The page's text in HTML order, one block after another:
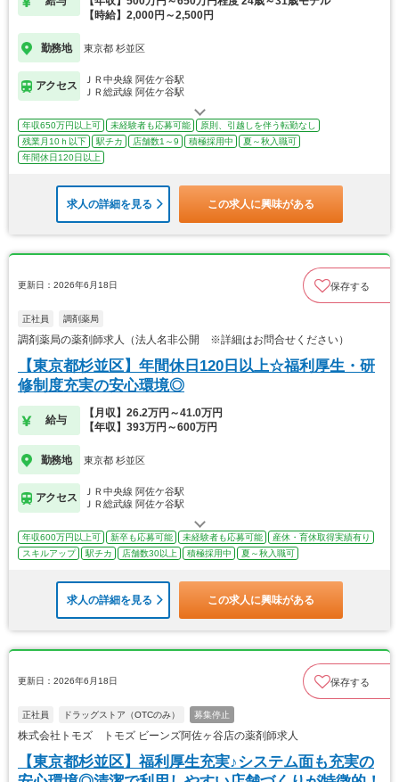
【時給】2,000円～2,500円
勤務地 東京都 杉並区
アクセス
ＪＲ中央線 阿佐ケ谷駅
ＪＲ総武線 阿佐ケ谷駅
年収650万円以上可 未経験者も応募可能
原則、引越しを伴う転勤なし
残業月10ｈ以下
駅チカ 店舗数1～9 積極採用中
夏～秋入職可
年間休日120日以上
求人の詳細を見る この求人に興味がある
更新日：2026年6月18日 保存する
正社員 調剤薬局
調剤薬局の薬剤師求人（法人名非公開 ※詳細はお問合せください）
【東京都杉並区】年間休日120日以上☆福利厚生・研
修制度充実の安心環境◎
給与
【月収】26.2万円～41.0万円
【年収】393万円～600万円
勤務地 東京都 杉並区
アクセス
ＪＲ中央線 阿佐ケ谷駅
ＪＲ総武線 阿佐ケ谷駅
年収600万円以上可 新卒も応募可能 未経験者も応募可能
産休・育休取得実績有り
スキルアップ
駅チカ 店舗数30以上 積極採用中 夏～秋入職可
求人の詳細を見る この求人に興味がある
更新日：2026年6月18日 保存する
正社員 ドラッグストア（OTCのみ） 募集停止
株式会社トモズ トモズ ビーンズ阿佐ヶ谷店の薬剤師求人
【東京都杉並区】福利厚生充実♪システム面も充実の